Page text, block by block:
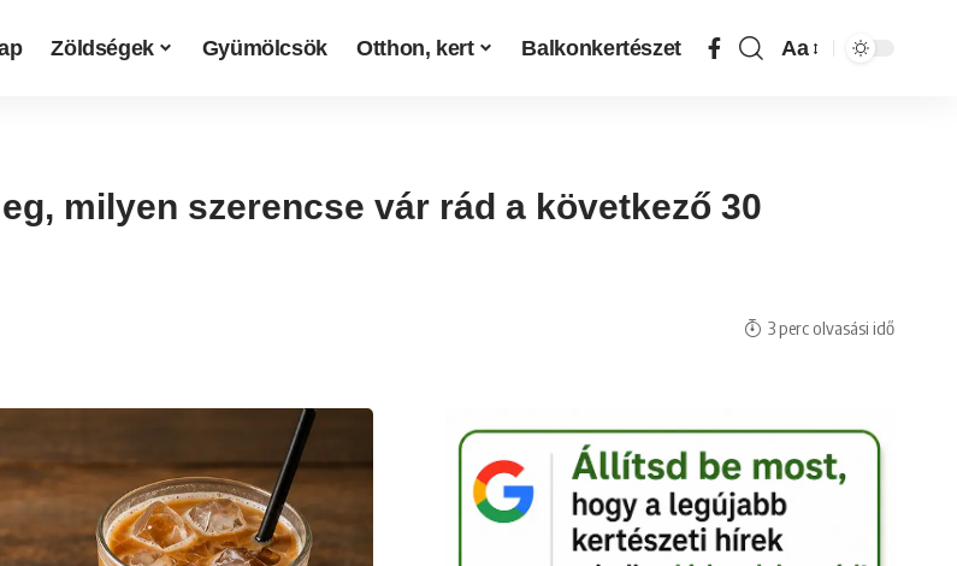
Zöldségek Gyümölcsök Otthon, kert Balkonkertészet Aa
milyen szerencse vár rád a következő 30
3 perc olvasási idő